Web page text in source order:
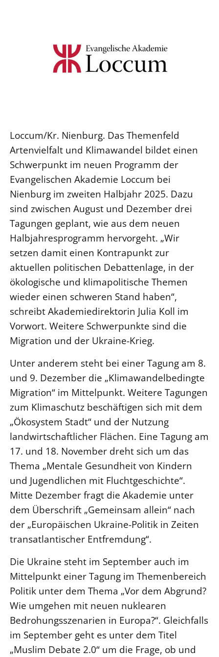
Loccum/Kr. Nienburg. Das Themenfeld
Artenvielfalt und Klimawandel bildet einen
Schwerpunkt im neuen Programm der
Evangelischen Akademie Loccum bei
Nienburg im zweiten Halbjahr 2025. Dazu
sind zwischen August und Dezember drei
Tagungen geplant, wie aus dem neuen
Halbjahresprogramm hervorgeht. „Wir
setzen damit einen Kontrapunkt zur
aktuellen politischen Debattenlage, in der
ökologische und klimapolitische Themen
wieder einen schweren Stand haben“,
schreibt Akademiedirektorin Julia Koll im
Vorwort. Weitere Schwerpunkte sind die
Migration und der Ukraine-Krieg.
Unter anderem steht bei einer Tagung am 8.
und 9. Dezember die „Klimawandelbedingte
Migration“ im Mittelpunkt. Weitere Tagungen
zum Klimaschutz beschäftigen sich mit dem
„Ökosystem Stadt“ und der Nutzung
landwirtschaftlicher Flächen. Eine Tagung am
17. und 18. November dreht sich um das
Thema „Mentale Gesundheit von Kindern
und Jugendlichen mit Fluchtgeschichte“.
Mitte Dezember fragt die Akademie unter
dem Überschrift „Gemeinsam allein“ nach
der „Europäischen Ukraine-Politik in Zeiten
transatlantischer Entfremdung“.
Die Ukraine steht im September auch im
Mittelpunkt einer Tagung im Themenbereich
Politik unter dem Thema „Vor dem Abgrund?
Wie umgehen mit neuen nuklearen
Bedrohungsszenarien in Europa?“. Gleichfalls
im September geht es unter dem Titel
„Muslim Debate 2.0“ um die Frage, ob und
LANDESKIRCHENAMT
Willkommen
Fachstelle Sexualisierte Gewalt
Beschwerdestellen
Kirchenämter
Gleichstellung
Datenschutz
Geschäftsstelle Landessynode
LANDESSYNODE
27. Landessynode
Kontakt
Hintergrund
MITARBEIT
Ehrenamt
Beruf
BIBLIOTHEK & ARCHIV
SERVICE
Älterwerden im Pfarrberuf
Beteiligungsverfahren
Beschwerdestellen
Ephoralbüro
Finanzplanung
Fundraising
IT-Service
Corporate Design
Jahresgespräche
Kantine Speiseplan
Kirchliches Amtsblatt
Kirchliche Verwaltung
Klimaschutzgesetz
Kunstreferat
Glaubensbekenntnis
Positionen
Ökumene
Nachhaltigkeit
Erneuerbare Energien
Barrierefreiheit